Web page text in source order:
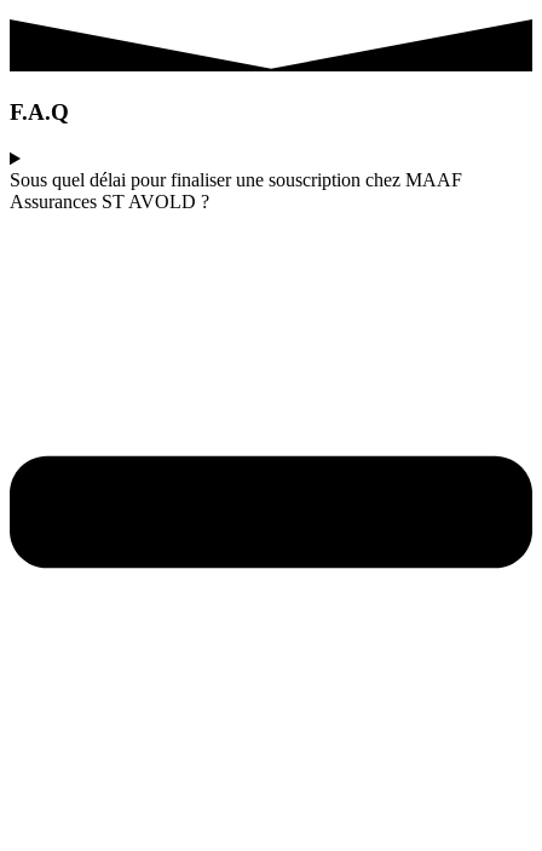
F.A.Q
Sous quel délai pour finaliser une souscription chez MAAF
Assurances ST AVOLD ?